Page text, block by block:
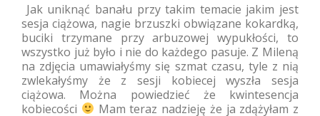
Jak uniknąć banału przy takim temacie jakim jest
sesja ciążowa, nagie brzuszki obwiązane kokardką,
buciki trzymane przy arbuzowej wypukłości, to
wszystko już było i nie do każdego pasuje. Z Mileną
na zdjęcia umawiałyśmy się szmat czasu, tyle z nią
zwlekałyśmy że z sesji kobiecej wyszła sesja
ciążowa. Można powiedzieć że kwintesencja
kobiecości
Mam teraz nadzieję że ja zdążyłam z